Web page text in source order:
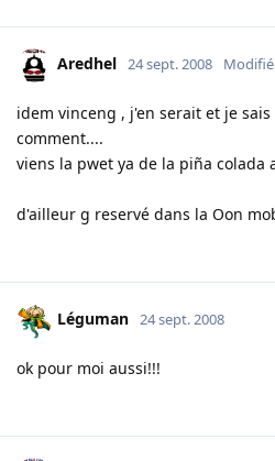
Aredhel 24 sept. 2008 Modifié
idem vinceng , j'en serait et je
comment....
viens la pwet ya de la piña colada
d'ailleur g reservé dans la Oon
Léguman 24 sept. 2008
ok pour moi aussi!!!